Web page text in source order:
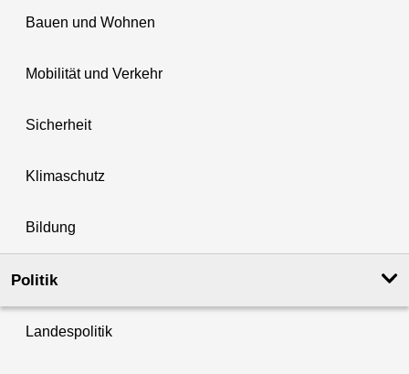
Bauen und Wohnen
Mobilität und Verkehr
Sicherheit
Klimaschutz
Bildung
Politik
Landespolitik